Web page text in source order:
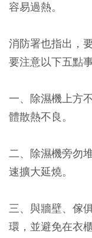
容易過熱。
消防署也指出，
要注意以下五點
一、除濕機上方
體散熱不良。
二、除濕機旁勿
速擴大延燒。
三、與牆壁、傢
環，並避免在衣